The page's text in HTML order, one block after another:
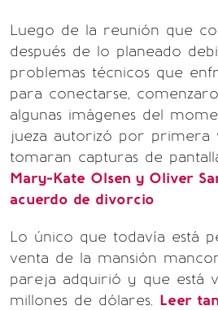
Luego de la reunión que
después de lo planeado
problemas técnicos que
para conectarse,
algunas imágenes del
jueza autorizó por primera
tomaran capturas de
Mary-Kate Olsen y Oliver
acuerdo de divorcio
Lo único que todavía está
venta de la mansión
pareja adquirió y que está
millones de dólares. Leer